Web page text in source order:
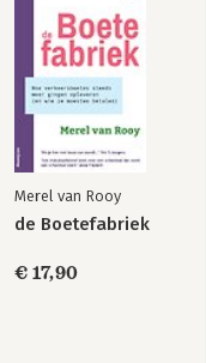
Merel van Rooy
de Boetefabriek
€ 17,90